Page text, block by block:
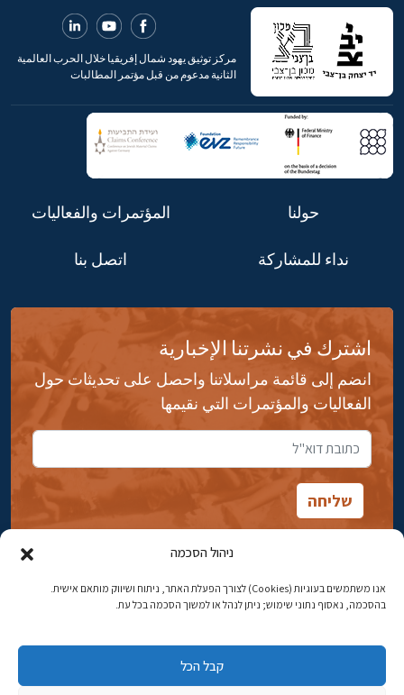
ניהול הסכמה
אנו משתמשים בעוגיות (Cookies) לצורך הפעלת האתר, ניתוח ושיווק מותאם אישית.
בהסכמה, נאסוף נתוני שימוש; ניתן לנהל או למשוך הסכמה בכל עת.
קבל הכל
مركز توثيق يهود شمال إفريقيا خلال الحرب العالمية
الثانية مدعوم من قبل مؤتمر المطالبات
حولنا المؤتمرات والفعاليات
نداء للمشاركة اتصل بنا
اشترك في نشرتنا الإخبارية
انضم إلى قائمة مراسلاتنا واحصل على تحديثات حول
الفعاليات والمؤتمرات التي نقيمها
شارع ابن جبيرول، رحافيا ١٤ أورشليم - القدس
البريد الإلكتروني:najww2@ybz.org.il